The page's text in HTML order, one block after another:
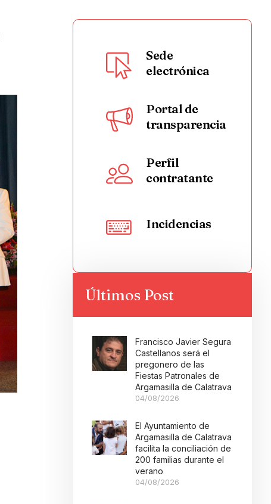
Sede
electrónica
Portal de
transparencia
Perfil
contratante
Incidencias
Últimos Post
Francisco Javier Segura
Castellanos será el
pregonero de las
Fiestas Patronales de
Argamasilla de Calatrava
04/08/2026
El Ayuntamiento de
Argamasilla de Calatrava
facilita la conciliación de
200 familias durante el
verano
04/08/2026